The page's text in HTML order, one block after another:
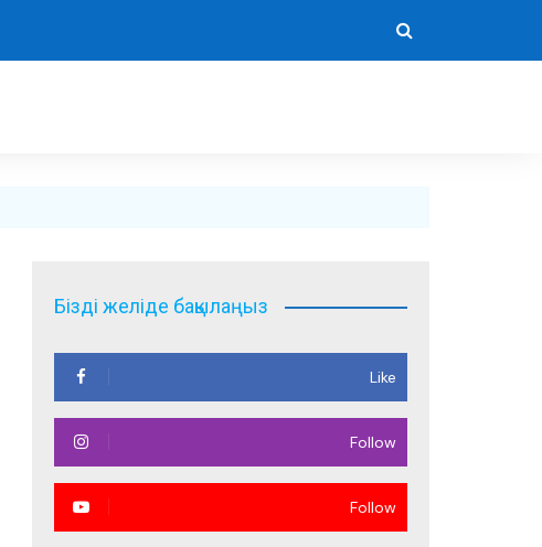
Бізді желіде бақылаңыз
Like
Follow
Follow